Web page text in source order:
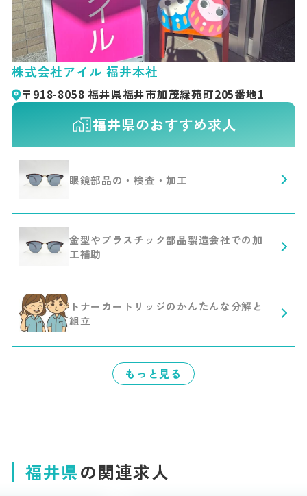
株式会社アイル 福井本社
〒918-8058 福井県福井市加茂緑苑町205番地1
福井県のおすすめ求人
眼鏡部品の・検査・加工
金型やプラスチック部品製造会社での加
工補助
トナーカートリッジのかんたんな分解と
組立
もっと見る
福井県の関連求人